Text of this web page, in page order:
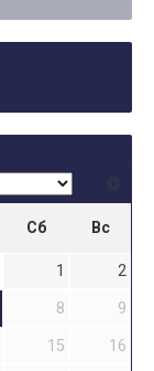
Сб Вс
1
2
8
9
15
16